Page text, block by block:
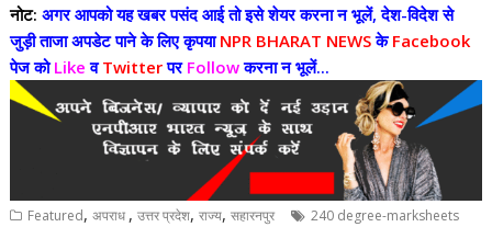
नोट: अगर आपको यह खबर पसंद आई तो इसे शेयर करना न भूलें, देश-विदेश से
जुड़ी ताजा अपडेट पाने के लिए कृपयाNPR BHARAT NEWSके Facebook
पेज कोLike वTwitterपर Followकरना न भूलें...
Featured,अपराध ,उत्तर प्रदेश,राज्य,सहारनपुर
240 degree-marksheets